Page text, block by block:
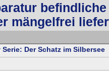
befindliche
mängelfrei
Der Schatz im Silbersee